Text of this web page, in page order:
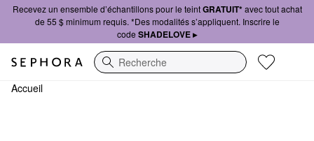
Recevez un ensemble d’échantillons pour le teintGRATUIT*avec tout achat
de 55 $ minimum requis. *Des modalités s’appliquent. Inscrire le
code SHADELOVE ▸
Recherche
Accueil